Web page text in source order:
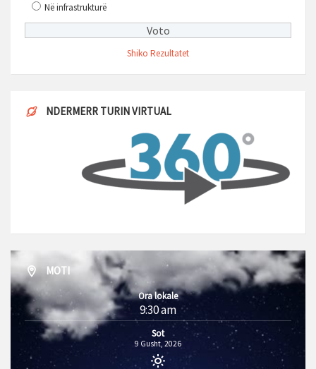
Në infrastrukturë
Shiko Rezultatet
NDERMERR TURIN VIRTUAL
MOTI
Ora lokale
9:30 am
Sot
9 Gusht, 2026